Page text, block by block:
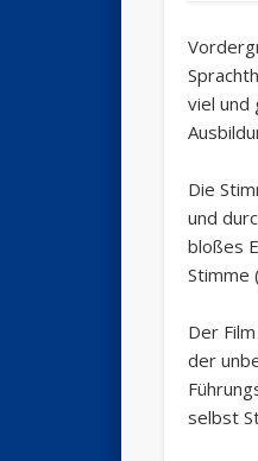
viel und
Die
und
bloßes
Stimme
Der
der
selbst